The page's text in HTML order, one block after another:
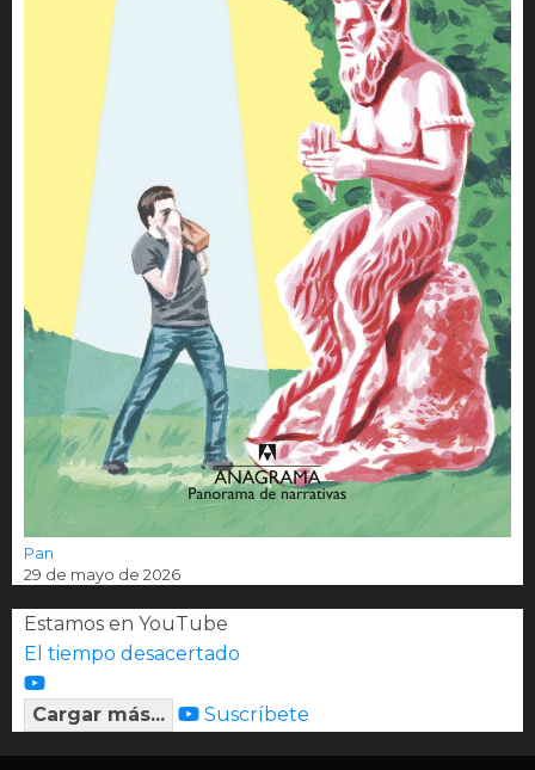
Pan
29 de mayo de 2026
Estamos en YouTube
El tiempo desacertado
Cargar más... Suscríbete